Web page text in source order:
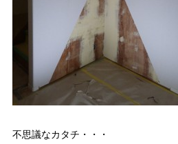
不思議なカタチ・・・